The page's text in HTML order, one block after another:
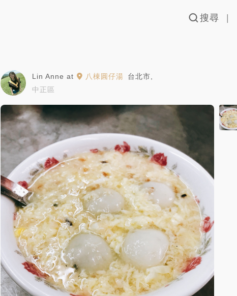
搜尋
Lin Anne at 八棟圓仔湯 台北市
中正區